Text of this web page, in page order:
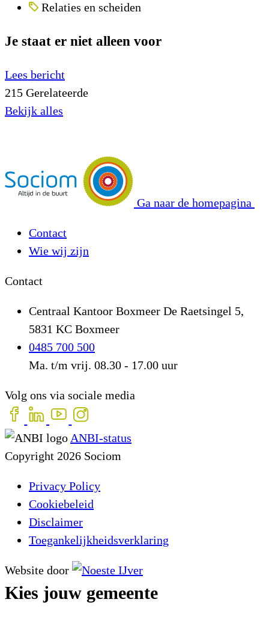
Relaties en scheiden
Je staat er niet alleen voor
Lees bericht
215 Gerelateerde
Bekijk alles
Ga naar de homepagina
Contact
Wie wij zijn
Contact
Centraal Kantoor Boxmeer De Raetsingel 5,
5831 KC Boxmeer
0485 700 500
Ma. t/m vrij. 08.30 - 17.00 uur
Volg ons via sociale media
ANBI-status
Copyright 2026 Sociom
Privacy Policy
Cookiebeleid
Disclaimer
Toegankelijkheidsverklaring
Website door
Kies jouw gemeente